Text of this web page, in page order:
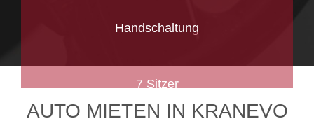
Handschaltung
7 Sitzer
AUTO MIETEN IN KRANEVO